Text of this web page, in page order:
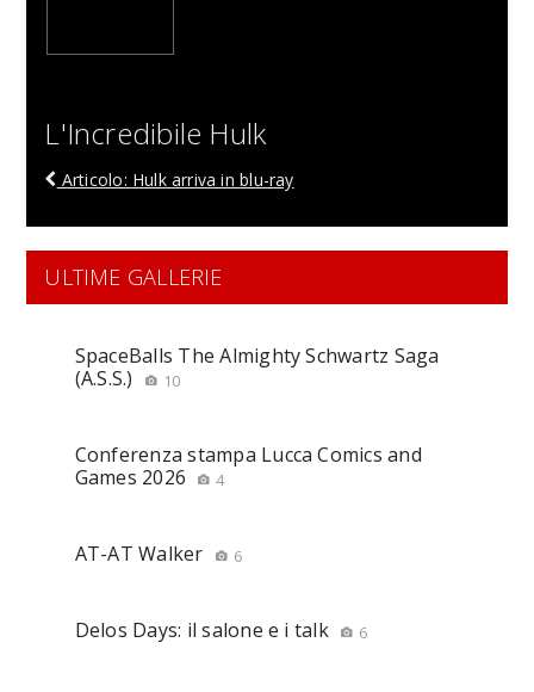
L'Incredibile Hulk
Articolo: Hulk arriva in blu-ray
ULTIME GALLERIE
SpaceBalls The Almighty Schwartz Saga
(A.S.S.)
10
Conferenza stampa Lucca Comics and
Games 2026
4
AT-AT Walker 6
Delos Days: il salone e i talk 6